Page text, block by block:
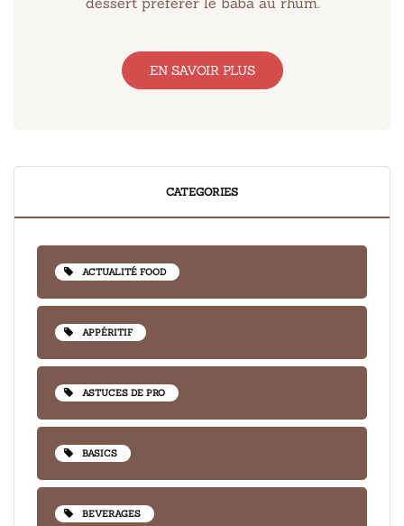
EN SAVOIR PLUS
CATEGORIES
ACTUALITÉ FOOD
APPÉRITIF
ASTUCES DE PRO
BASICS
BEVERAGES